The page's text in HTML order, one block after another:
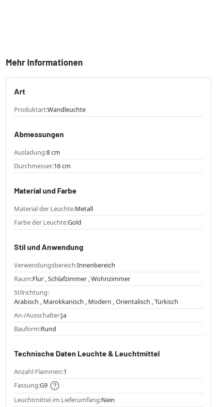
Mehr Informationen
Art
Produktart:Wandleuchte
Abmessungen
Ausladung:8 cm
Durchmesser:16 cm
Material und Farbe
Material der Leuchte:Metall
Farbe der Leuchte:Gold
Stil und Anwendung
Verwendungsbereich:Innenbereich
Raum:Flur , Schlafzimmer , Wohnzimmer
Stilrichtung:
Arabisch , Marokkanisch , Modern , Orientalisch , Türkisch
An-/Ausschalter:Ja
Bauform:Rund
Technische Daten Leuchte & Leuchtmittel
Anzahl Flammen:1
Fassung:G9
Leuchtmittel im Lieferumfang:Nein